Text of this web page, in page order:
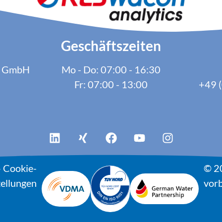
Geschäftszeiten
Mo - Do: 07:00 - 16:30
Fr: 07:00 - 13:00
+49
Cookie-
©